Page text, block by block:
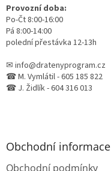
Provozní doba:
Po-Čt 8:00-16:00
Pá 8:00-14:00
polední přestávka 12-13h
✉ info@dratenyprogram.cz
☎ M. Vymlátil - 605 185 822
☎ J. Židlík - 604 316 013
Obchodní informace
Obchodní podmínky